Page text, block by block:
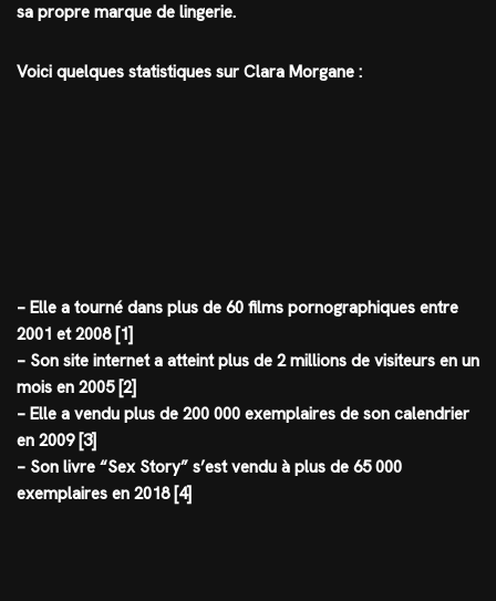
sa propre marque de lingerie.
Voici quelques statistiques sur Clara Morgane :
– Elle a tourné dans plus de 60 films pornographiques entre
2001 et 2008 [1]
– Son site internet a atteint plus de 2 millions de visiteurs en un
mois en 2005 [2]
– Elle a vendu plus de 200 000 exemplaires de son calendrier
en 2009 [3]
– Son livre “Sex Story” s’est vendu à plus de 65 000
exemplaires en 2018 [4]